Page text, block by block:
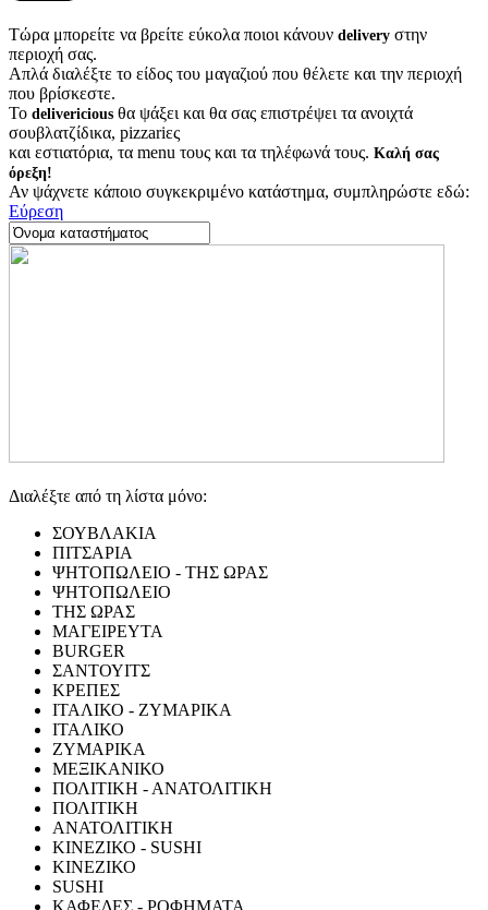
Τώρα μπορείτε να βρείτε εύκολα ποιοι κάνουν delivery στην
περιοχή σας.
Απλά διαλέξτε το είδος του μαγαζιού που θέλετε και την περιοχή
που βρίσκεστε.
Το delivericious θα ψάξει και θα σας επιστρέψει τα ανοιχτά
σουβλατζίδικα, pizzariες
και εστιατόρια, τα menu τους και τα τηλέφωνά τους. Καλή σας
όρεξη!
Αν ψάχνετε κάποιο συγκεκριμένο κατάστημα, συμπληρώστε εδώ:
Εύρεση
Διαλέξτε από τη λίστα μόνο:
ΣΟΥΒΛΑΚΙΑ
ΠΙΤΣΑΡΙΑ
ΨΗΤΟΠΩΛΕΙΟ - ΤΗΣ ΩΡΑΣ
ΨΗΤΟΠΩΛΕΙΟ
ΤΗΣ ΩΡΑΣ
ΜΑΓΕΙΡΕΥΤΑ
BURGER
ΣΑΝΤΟΥΙΤΣ
ΚΡΕΠΕΣ
ΙΤΑΛΙΚΟ - ΖΥΜΑΡΙΚΑ
ΙΤΑΛΙΚΟ
ΖΥΜΑΡΙΚΑ
ΜΕΞΙΚΑΝΙΚΟ
ΠΟΛΙΤΙΚΗ - ΑΝΑΤΟΛΙΤΙΚΗ
ΠΟΛΙΤΙΚΗ
ΑΝΑΤΟΛΙΤΙΚΗ
ΚΙΝΕΖΙΚΟ - SUSHI
ΚΙΝΕΖΙΚΟ
SUSHI
ΚΑΦΕΔΕΣ - ΡΟΦΗΜΑΤΑ